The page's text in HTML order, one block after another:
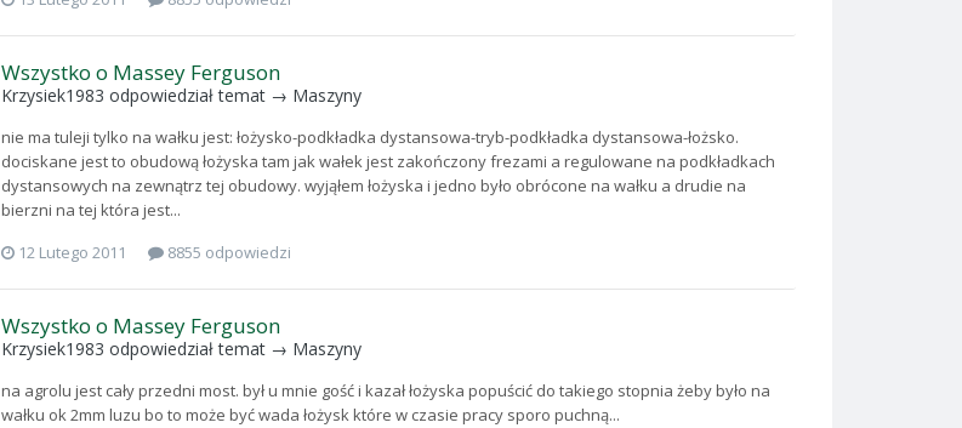
Wszystko o Massey Ferguson
Krzysiek1983 odpowiedział temat → Maszyny
nie ma tuleji tylko na wałku jest: łożysko-podkładka dystansowa-tryb-podkładka dystansowa-łożsko.
dociskane jest to obudową łożyska tam jak wałek jest zakończony frezami a regulowane na podkładkach
dystansowych na zewnątrz tej obudowy. wyjąłem łożyska i jedno było obrócone na wałku a drudie na
bierzni na tej która jest...
12 Lutego 2011
8855 odpowiedzi
Wszystko o Massey Ferguson
Krzysiek1983 odpowiedział temat → Maszyny
na agrolu jest cały przedni most. był u mnie gość i kazał łożyska popuścić do takiego stopnia żeby było na
wałku ok 2mm luzu bo to może być wada łożysk które w czasie pracy sporo puchną...